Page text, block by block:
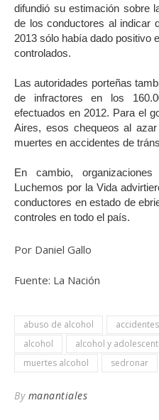
difundió su estimación sobre
de los conductores al indicar
2013 sólo había dado positivo
controlados.
Las autoridades porteñas
de infractores en los
efectuados en 2012. Para el
Aires, esos chequeos al
muertes en accidentes de
En cambio,
Luchemos por la Vida
conductores en estado de
controles en todo el país.
Por Daniel Gallo
Fuente: La Nación
abuso de alcohol
alcohol
alcohol y
muertes alcohol
sedronar
By manantiales